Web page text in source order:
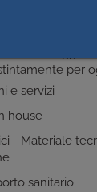
per
e servizi
house
- Materiale
sanitario